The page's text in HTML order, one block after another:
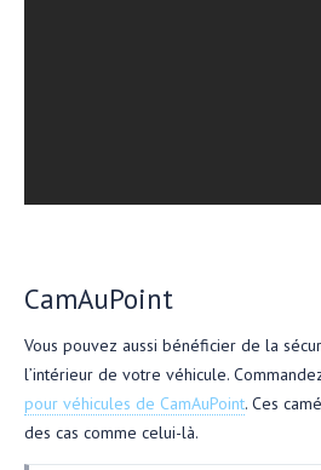
CamAuPoint
Vous pouvez aussi bénéficier de la
l’intérieur de votre véhicule.
pour véhicules de CamAuPoint. Ces
des cas comme celui-là.